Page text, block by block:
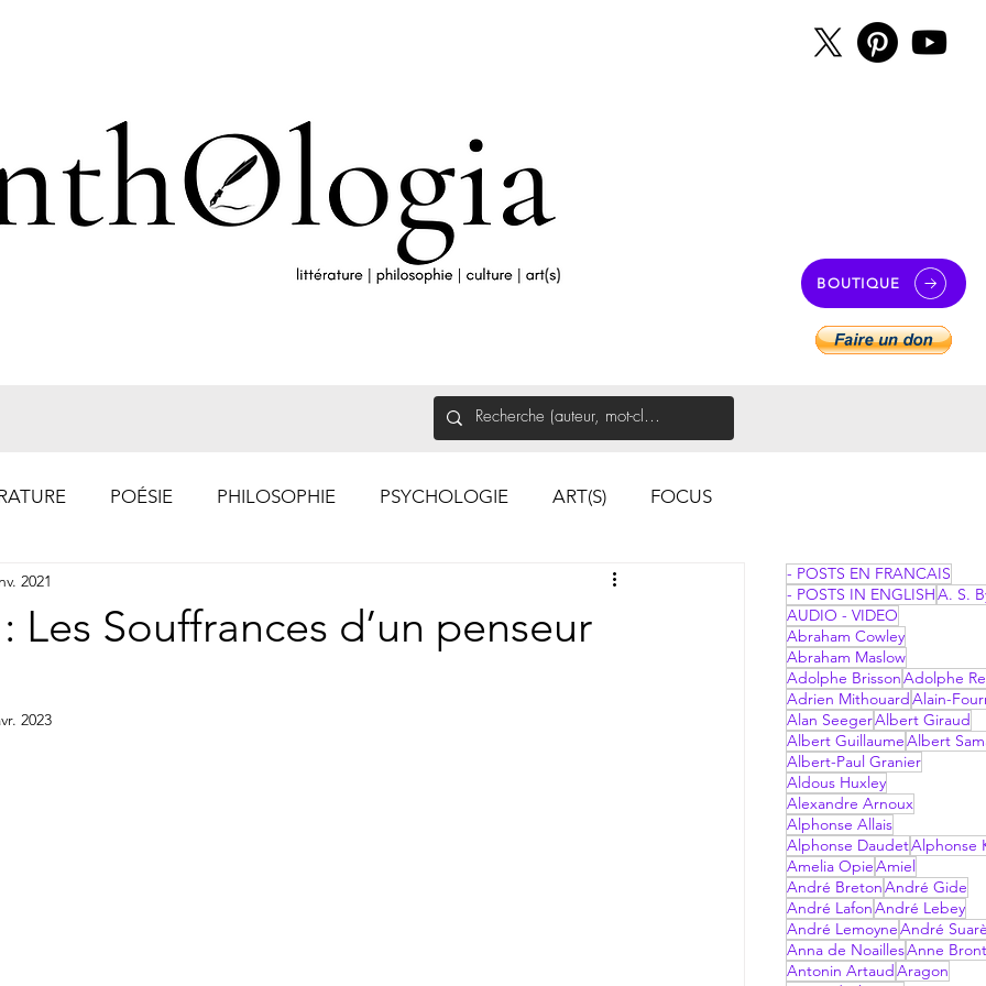
BOUTIQUE
POÉSIE PHILOSOPHIE PSYCHOLOGIE ART(S) FOCUS
Les Souffrances d’un penseur
2021
2023
- POSTS EN FRANCAIS
- POSTS IN ENGLISHA. S.
AUDIO - VIDEO
Abraham Cowley
Abraham Maslow
Adolphe BrissonAdolphe
Adrien Mithouard Alain-
Alan SeegerAlbert Giraud
Albert GuillaumeAlbert
Albert-Paul Granier
Aldous Huxley
Alexandre Arnoux
Alphonse Allais
Alphonse DaudetAlphonse
Amelia OpieAmiel
André BretonAndré Gide
André LafonAndré Lebey
André LemoyneAndré
Anna de NoaillesAnne
Antonin Artaud Aragon